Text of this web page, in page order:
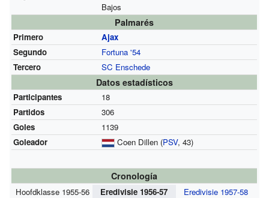
Bajos
Palmarés
Primero
Ajax
Segundo
Fortuna '54
Tercero
SC Enschede
Datos estadísticos
Participantes
18
Partidos
306
Goles
1139
Goleador
Coen Dillen (PSV, 43)
Cronología
Hoofdklasse 1955-56 Eredivisie 1956-57 Eredivisie 1957-58